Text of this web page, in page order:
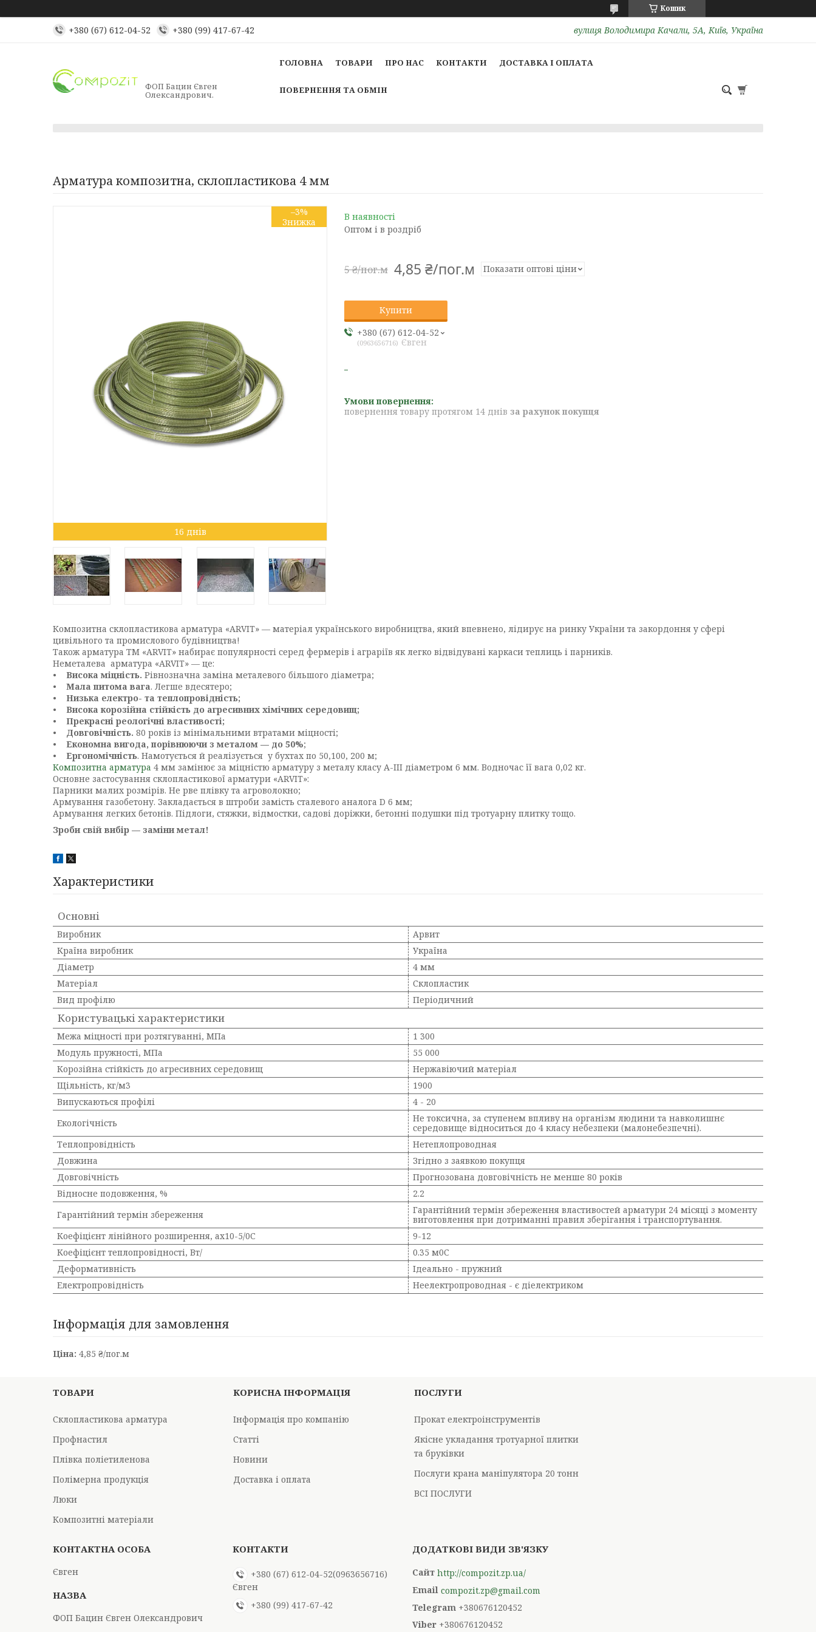
Кошик
+380 (67) 612-04-52 +380 (99) 417-67-42 вулиця Володимира Качали, 5А, Київ, Україна
ФОП Бацин Євген
Олександрович.
ГОЛОВНА ТОВАРИ ПРО НАС КОНТАКТИ ДОСТАВКА І ОПЛАТА
ПОВЕРНЕННЯ ТА ОБМІН
Арматура композитна, склопластикова 4 мм
–3%
16 днів
В наявності
Оптом і в роздріб
5 ₴/пог.м 4,85 ₴/пог.м Показати оптові ціни
Купити
+380 (67) 612-04-52
0963656716 Євген
повернення товару протягом 14 днів за рахунок покупця
Композитна склопластикова арматура «ARVIT» — матеріал українського виробництва, який впевнено, лідирує на ринку України та закордоння у сфері
цивільного та промислового будівництва!
Також арматура ТМ «ARVIT» набирає популярності серед фермерів і аграріїв як легко відвідувані каркаси теплиць і парників.
Неметалева арматура «ARVIT» — це:
•
Висока міцність. Рівнозначна заміна металевого більшого діаметра;
• Мала питома вага. Легше вдесятеро;
•
Низька електро- та теплопровідність;
•
Висока корозійна стійкість до агресивних хімічних середовищ;
•
Прекрасні реологічні властивості;
•
Довговічність. 80 років із мінімальними втратами міцності;
• Економна вигода, порівнюючи з металом — до 50%;
• Ергономічність. Намотується й реалізується у бухтах по 50,100, 200 м;
Композитна арматура 4 мм замінює за міцністю арматуру з металу класу А-III діаметром 6 мм. Водночас її вага 0,02 кг.
Основне застосування склопластикової арматури «ARVIT»:
Парники малих розмірів. Не рве плівку та агроволокно;
Армування газобетону. Закладається в штроби замість сталевого аналога D 6 мм;
Армування легких бетонів. Підлоги, стяжки, відмостки, садові доріжки, бетонні подушки під тротуарну плитку тощо.
Зроби свій вибір — заміни метал!
Характеристики
Основні
Виробник
Арвит
Країна виробник
Україна
Діаметр
4 мм
Матеріал
Склопластик
Вид профілю
Періодичний
Користувацькі характеристики
Межа міцності при розтягуванні, МПа
1 300
Модуль пружності, МПа
55 000
Корозійна стійкість до агресивних середовищ
Нержавіючий матеріал
Щільність, кг/м3
1900
Випускаються профілі
4 - 20
Екологічність
Не токсична, за ступенем впливу на організм людини та навколишнє
середовище відноситься до 4 класу небезпеки (малонебезпечні).
Теплопровідність
Нетеплопроводная
Довжина
Згідно з заявкою покупця
Довговічність
Прогнозована довговічність не менше 80 років
Відносне подовження, %
2.2
Гарантійний термін збереження
Гарантійний термін збереження властивостей арматури 24 місяці з моменту
виготовлення при дотриманні правил зберігання і транспортування.
Коефіцієнт лінійного розширення, ах10-5/0С
9-12
Коефіцієнт теплопровідності, Вт/
0.35 мּ0С
Деформативність
Ідеально - пружний
Електропровідність
Неелектропроводная - є діелектриком
Інформація для замовлення
Ціна: 4,85 ₴/пог.м
ТОВАРИ
Склопластикова арматура
Профнастил
Плівка поліетиленова
Полімерна продукція
Люки
Композитні матеріали
КОРИСНА ІНФОРМАЦІЯ
Інформація про компанію
Статті
Новини
Доставка і оплата
ПОСЛУГИ
Прокат електроінструментів
Якісне укладання тротуарної плитки
та бруківки
Послуги крана маніпулятора 20 тонн
ВСІ ПОСЛУГИ
Євген
ФОП Бацин Євген Олександрович
+380 (67) 612-04-52 0963656716
Євген
+380 (99) 417-67-42
http://compozit.zp.ua/
compozit.zp@gmail.com
+380676120452
+380676120452